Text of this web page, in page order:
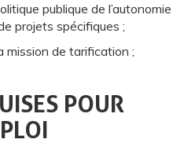
publique de l’autonomie
projets spécifiques ;
mission de tarification ;
POUR